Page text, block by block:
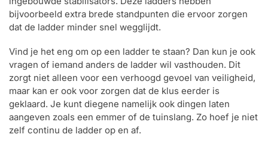
bijvoorbeeld extra brede standpunten die ervoor zorgen
dat de ladder minder snel wegglijdt.
Vind je het eng om op een ladder te staan? Dan kun je ook
vragen of iemand anders de ladder wil vasthouden. Dit
zorgt niet alleen voor een verhoogd gevoel van veiligheid,
maar kan er ook voor zorgen dat de klus eerder is
geklaard. Je kunt diegene namelijk ook dingen laten
aangeven zoals een emmer of de tuinslang. Zo hoef je niet
zelf continu de ladder op en af.